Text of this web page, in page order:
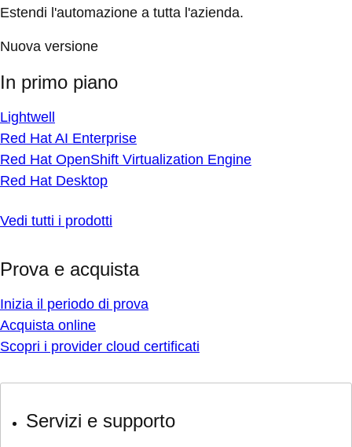
Estendi l'automazione a tutta l'azienda.
Nuova versione
In primo piano
Lightwell
Red Hat AI Enterprise
Red Hat OpenShift Virtualization Engine
Red Hat Desktop
Vedi tutti i prodotti
Prova e acquista
Inizia il periodo di prova
Acquista online
Scopri i provider cloud certificati
Servizi e supporto